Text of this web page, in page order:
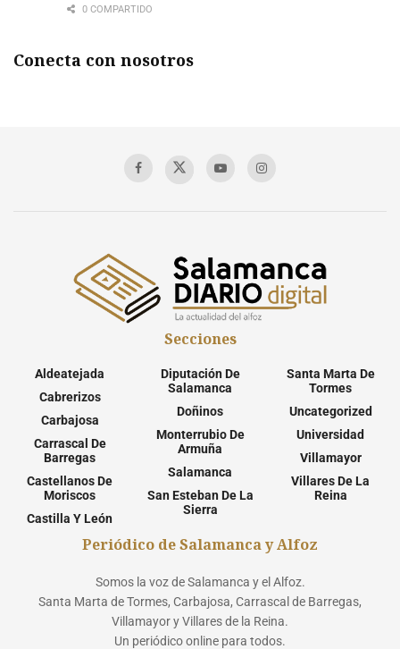
0 COMPARTIDO
Conecta con nosotros
Secciones
Aldeatejada
Cabrerizos
Carbajosa
Carrascal De
Barregas
Castellanos De
Moriscos
Castilla Y León
Diputación De
Salamanca
Doñinos
Monterrubio De
Armuña
Salamanca
San Esteban De La
Sierra
Santa Marta De
Tormes
Uncategorized
Universidad
Villamayor
Villares De La
Reina
Periódico de Salamanca y Alfoz
Somos la voz de Salamanca y el Alfoz.
Santa Marta de Tormes, Carbajosa, Carrascal de Barregas,
Villamayor y Villares de la Reina.
Un periódico online para todos.